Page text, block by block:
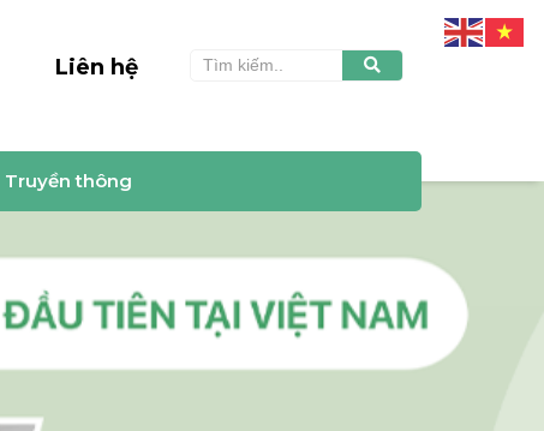
Liên hệ
Truyền thông